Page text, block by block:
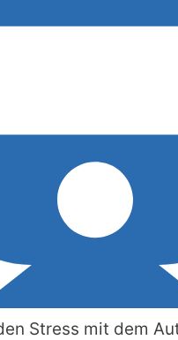
Stress mit dem